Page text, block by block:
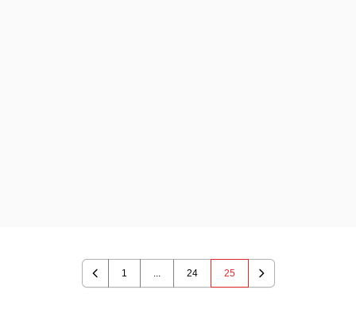
Previous
1 ... 24 25
Next